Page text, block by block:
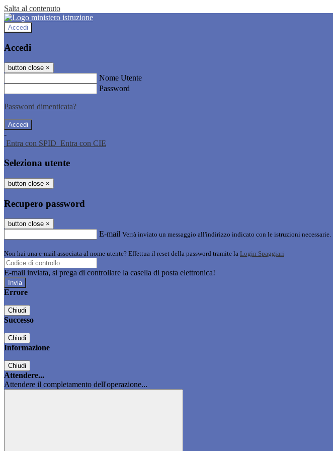
Salta al contenuto
Accedi
Accedi
button close ×
Nome Utente
Password
Password dimenticata?
-
Entra con SPID Entra con CIE
Seleziona utente
button close ×
Recupero password
button close ×
E-mail Verrà inviato un messaggio all'indirizzo indicato con le istruzioni necessarie.
Non hai una e-mail associata al nome utente? Effettua il reset della password tramite la Login Spaggiari
E-mail inviata, si prega di controllare la casella di posta elettronica!
Errore
Chiudi
Successo
Chiudi
Informazione
Chiudi
Attendere...
Attendere il completamento dell'operazione...